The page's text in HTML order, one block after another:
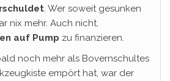
. Wer soweit gesunken
nix mehr. Auch nicht,
auf Pump zu finanzieren.
noch mehr als Bovernschultes
empört hat, war der